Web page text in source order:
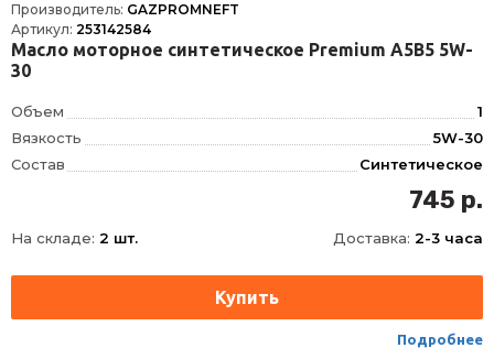
Производитель: GAZPROMNEFT
Артикул: 253142584
Масло моторное синтетическое Premium A5B5 5W-
30
Объем
1
Вязкость
5W-30
Состав
Синтетическое
A5, B5
API
CF, SL
745 р.
На складе: 2 шт. Доставка: 2-3 часа
Подробнее